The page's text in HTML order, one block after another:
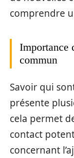
comprendre
Importance
commun
Savoir qui
présente
cela permet
contact
concernant